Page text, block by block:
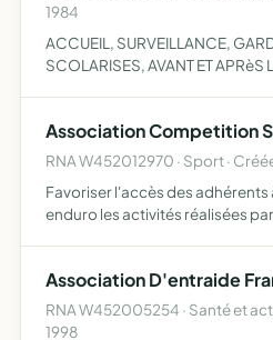
1984
ACCUEIL, SURVEILLANCE,
SCOLARISES, AVANT ET APRèS
Association Competition
RNA W452012970 · Sport ·
Favoriser l'accès des adhérents
enduro les activités réalisées
Association D'entraide
RNA W452005254 · Santé et
1998